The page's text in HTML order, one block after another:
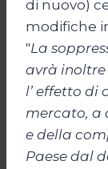
di nuovo)
modifiche
"La
avrà inoltre
l’ effetto di
mercato, a
e della
Paese dal